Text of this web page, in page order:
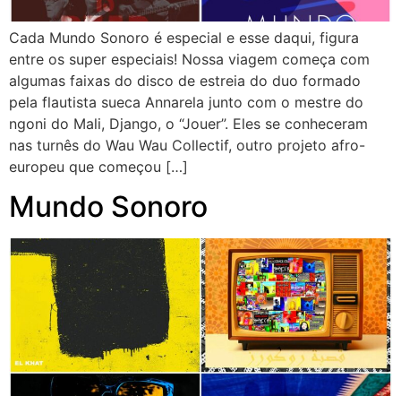
Cada Mundo Sonoro é especial e esse daqui, figura
entre os super especiais! Nossa viagem começa com
algumas faixas do disco de estreia do duo formado
pela flautista sueca Annarela junto com o mestre do
ngoni do Mali, Django, o “Jouer”. Eles se conheceram
nas turnês do Wau Wau Collectif, outro projeto afro-
europeu que começou […]
Mundo Sonoro